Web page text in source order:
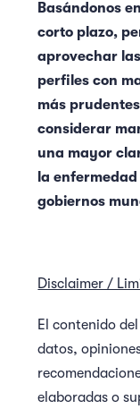
Basándonos
corto plazo,
aprovechar
perfiles con
más
considerar
una mayor
la
gobiernos
Disclaimer /
El contenido
datos,
elaboradas o